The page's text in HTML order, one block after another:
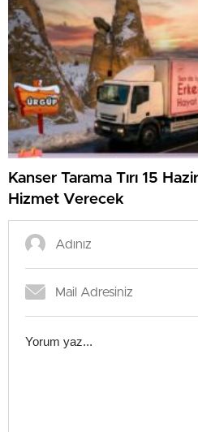
Kanser Tarama Tırı 15
Hizmet Verecek